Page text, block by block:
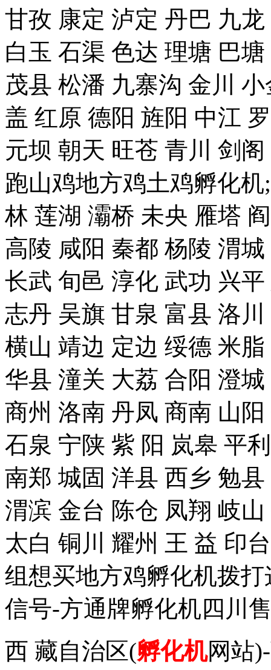
甘孜 康定 泸定 丹巴 九
白玉 石渠 色达 理塘 巴
茂县 松潘 九寨沟 金川
盖 红原 德阳 旌阳 中江
元坝 朝天 旺苍 青川 剑
跑山鸡地方鸡土鸡孵化机
林 莲湖 灞桥 未央 雁塔
高陵 咸阳 秦都 杨陵 渭
长武 旬邑 淳化 武功 兴
志丹 吴旗 甘泉 富县 洛
横山 靖边 定边 绥德 米
华县 潼关 大荔 合阳 澄
商州 洛南 丹凤 商南 山
石泉 宁陕 紫 阳 岚皋 平
南郑 城固 洋县 西乡 勉
渭滨 金台 陈仓 凤翔 岐
太白 铜川 耀州 王 益 印
组想买地方鸡孵化机拨打
信号-方通牌孵化机四川
西 藏自治区(孵化机网站